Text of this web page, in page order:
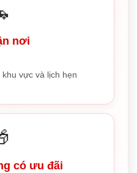
nơi
vực và lịch hẹn
có ưu đãi